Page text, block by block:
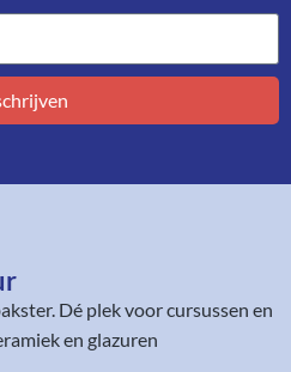
. Dé plek voor cursussen en
en glazuren